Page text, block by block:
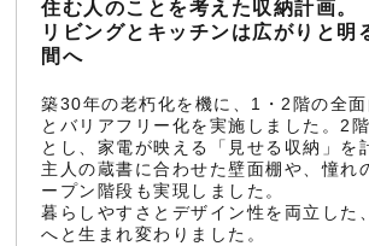
住む人のことを考えた収納計画。
リビングとキッチンは広がりと明
間へ
築30年の老朽化を機に、1・2階の全
とバリアフリー化を実施しました。2
とし、家電が映える「見せる収納」を
主人の蔵書に合わせた壁面棚や、憧れ
ープン階段も実現しました。
暮らしやすさとデザイン性を両立した
へと生まれ変わりました。